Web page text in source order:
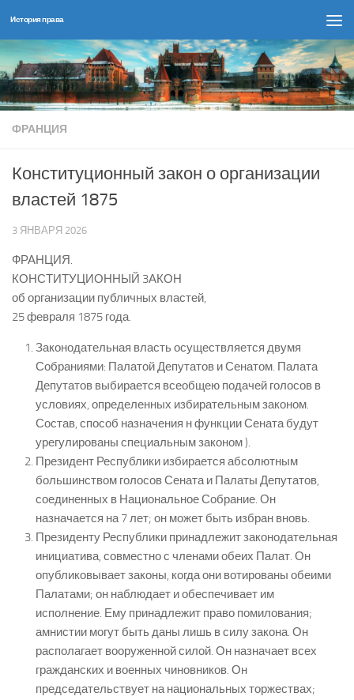
Перейти к содержимому
История права
ФРАНЦИЯ
Конституционный закон о организации
властей 1875
3 ЯНВАРЯ 2026
ФРАНЦИЯ.
КОНСТИТУЦИОННЫЙ 3АКОН
об организации публичных властей,
25 февраля 1875 года.
Законодательная власть осуществляется двумя
Собраниями: Палатой Депутатов и Сенатом. Палата
Депутатов выбирается всеобщею подачей голосов в
условиях, определенных избирательным законом.
Состав, способ назначения н функции Сената будут
урегулированы специальным законом ).
Президент Республики избирается абсолютным
большинством голосов Сената и Палаты Депутатов,
соединенных в Национальное Собрание. Он
назначается на 7 лет; он может быть избран вновь.
Президенту Республики принадлежит законодательная
инициатива, совместно с членами обеих Палат. Он
опубликовывает законы, когда они вотированы обеими
Палатами; он наблюдает и обеспечивает им
исполнение. Ему принадлежит право помилования;
амнистии могут быть даны лишь в силу закона. Он
располагает вооруженной силой. Он назначает всех
гражданских и военных чиновников. Он
председательствует на национальных торжествах;